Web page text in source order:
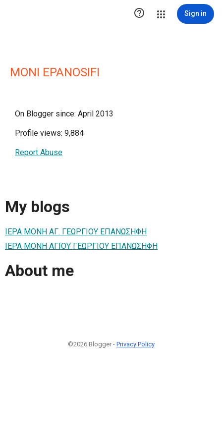
 Sign in
MONI EPANOSIFI
On Blogger since: April 2013
Profile views: 9,884
Report Abuse
My blogs
ΙΕΡΑ ΜΟΝΗ ΑΓ. ΓΕΩΡΓΙΟΥ ΕΠΑΝΩΣΗΦΗ
ΙΕΡΑ ΜΟΝΗ ΑΓΙΟΥ ΓΕΩΡΓΙΟΥ ΕΠΑΝΩΣΗΦΗ
About me
©2026 Blogger - Privacy Policy